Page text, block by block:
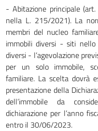
- Abitazione principale
nella L. 215/2021). La
membri del nucleo
immobili diversi - siti
diversi - l’agevolazione
per un solo immobile,
familiare. La scelta dovrà
presentazione della
dell’immobile da
dichiarazione per l’anno
entro il 30/06/2023.